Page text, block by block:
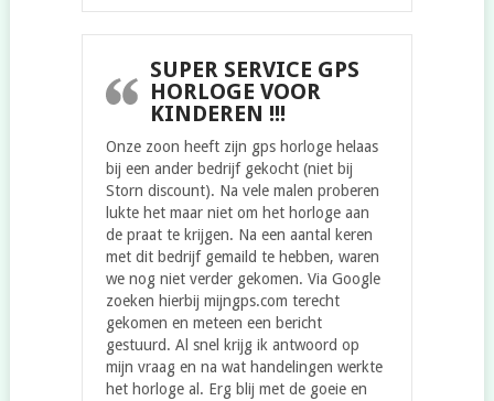
SUPER SERVICE GPS
HORLOGE VOOR
KINDEREN !!!
Onze zoon heeft zijn gps horloge helaas
bij een ander bedrijf gekocht (niet bij
Storn discount). Na vele malen proberen
lukte het maar niet om het horloge aan
de praat te krijgen. Na een aantal keren
met dit bedrijf gemaild te hebben, waren
we nog niet verder gekomen. Via Google
zoeken hierbij mijngps.com terecht
gekomen en meteen een bericht
gestuurd. Al snel krijg ik antwoord op
mijn vraag en na wat handelingen werkte
het horloge al. Erg blij met de goeie en